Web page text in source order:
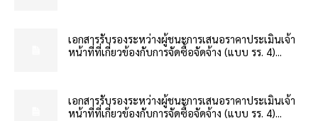
เอกสารรับรองระหว่างผู้ชนะการเสนอราคาประเมินเจ้า
หน้าที่ที่เกี่ยวข้องกับการจัดซื้อจัดจ้าง (แบบ รร. 4)...
เอกสารรับรองระหว่างผู้ชนะการเสนอราคาประเมินเจ้า
หน้าที่ที่เกี่ยวข้องกับการจัดซื้อจัดจ้าง (แบบ รร. 4)...